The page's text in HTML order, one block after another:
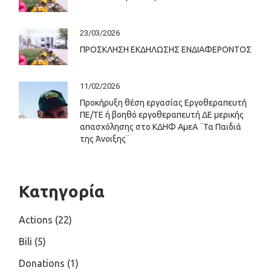
23/03/2026
ΠΡΟΣΚΛΗΣΗ ΕΚΔΗΛΩΣΗΣ ΕΝΔΙΑΦΕΡΟΝΤΟΣ
11/02/2026
Προκήρυξη θέση εργασίας Εργοθεραπευτή
ΠΕ/ΤΕ ή βοηθό εργοθεραπευτή ΔΕ μερικής
απασχόλησης στο ΚΔΗΦ ΑμεΑ ¨Τα Παιδιά
της Άνοιξης¨
Κατηγορία
Actions (22)
Bili (5)
Donations (1)